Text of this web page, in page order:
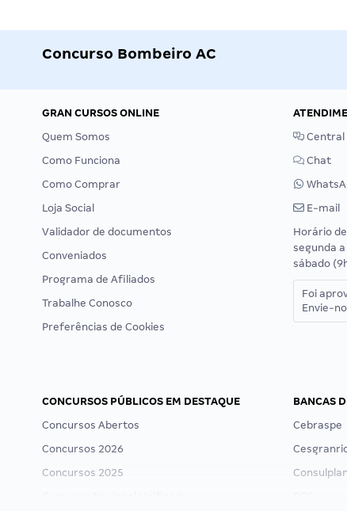
Concurso Bombeiro AC
GRAN CURSOS ONLINE
Quem Somos
Como Funciona
Como Comprar
Loja Social
Validador de documentos
Conveniados
Programa de Afiliados
Trabalhe Conosco
Preferências de Cookies
Central
Chat
E-mail
Horário
segunda
sábado
Foi
Envie-
CONCURSOS PÚBLICOS EM DESTAQUE
Concursos Abertos
Concursos 2026
Concursos 2025
BANCAS
Cebraspe
Consulplan